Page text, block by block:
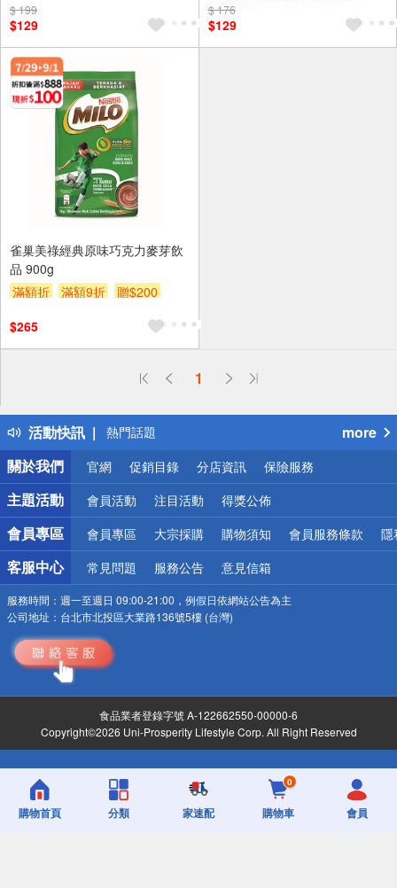
$ 199
$129
$ 176
$129
雀巢美祿經典原味巧克力麥芽飲
品 900g
滿額折
滿額9折
贈$200
$265
1
活動快訊
偏遠地區配送
得獎公告
熱門話題
銀行優惠
偏遠地區配送
詐騙網頁！請小心！
more
關於我們
官網 促銷目錄 分店資訊 保險服務
主題活動 會員活動 注目活動 得獎公佈
會員專區 會員專區 大宗採購 購物須知 會員服務條款 隱
客服中心 常見問題 服務公告 意見信箱
服務時間： 週一至週日 09:00-21:00，例假日依網站公告為主
公司地址： 台北市北投區大業路136號5樓 (台灣)
食品業者登錄字號 A-122662550-00000-6
Copyright©2026 Uni-Prosperity Lifestyle Corp. All Right Reserved
購物首頁 分類 家速配
0
購物車 會員